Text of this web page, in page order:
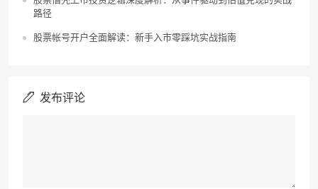
路径
股票帐号开户全面解读：新手入市零踩坑实战指南
发布评论